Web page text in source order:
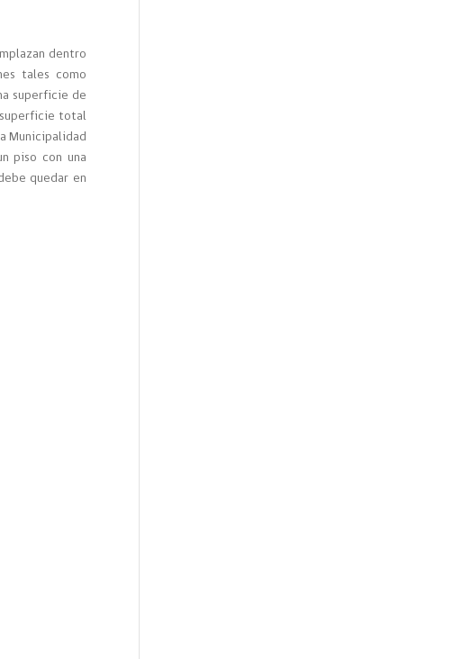
dentro
tales como
superficie de
total
Municipalidad
piso con una
quedar en